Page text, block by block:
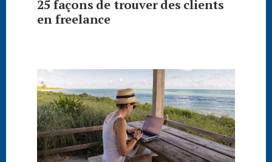
25 façons de trouver des clients
en freelance